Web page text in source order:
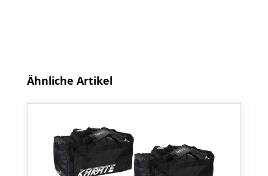
Produktgalerie überspringen
Ähnliche Artikel